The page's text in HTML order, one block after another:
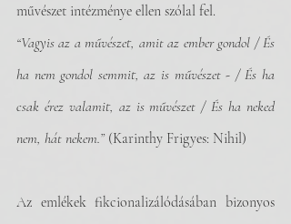
művészet intézménye ellen szólal fel.
“Vagyis az a művészet, amit az ember gondol / És
ha nem gondol semmit, az is művészet - / És ha
csak érez valamit, az is művészet / És ha neked
nem, hát nekem.” (Karinthy Frigyes: Nihil)
Az emlékek fikcionalizálódásában bizonyos